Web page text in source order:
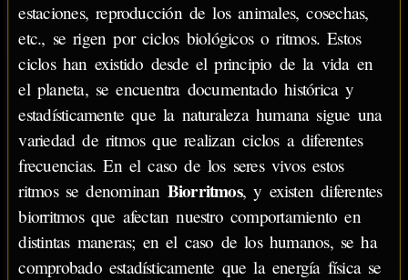
estaciones, reproducción de los animales, cosechas,
etc., se rigen por ciclos biológicos o ritmos. Estos
ciclos han existido desde el principio de la vida en
el planeta, se encuentra documentado histórica y
estadísticamente que la naturaleza humana sigue una
variedad de ritmos que realizan ciclos a diferentes
frecuencias. En el caso de los seres vivos estos
ritmos se denominan Biorritmos, y existen diferentes
biorritmos que afectan nuestro comportamiento en
distintas maneras; en el caso de los humanos, se ha
comprobado estadísticamente que la energía física se